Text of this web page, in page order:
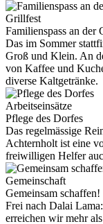
Grillfest
Familienspass an der
Das im Sommer
Groß und Klein. An
von Kaffee und
diverse Kaltgetränke.
Arbeitseinsätze
Pflege des Dorfes
Das regelmässige
Achternholt ist eine
freiwilligen Helfer
Gemeinschaft
Gemeinsam schaffen!
Frei nach Dalai
erreichen wir mehr